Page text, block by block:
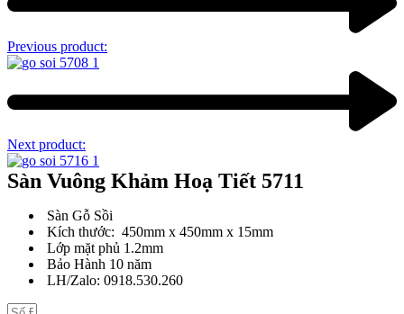
Previous product:
Next product:
Sàn Vuông Khảm Hoạ Tiết 5711
Sàn Gỗ Sồi
Kích thước: 450mm x 450mm x 15mm
Lớp mặt phủ 1.2mm
Bảo Hành 10 năm
LH/Zalo: 0918.530.260